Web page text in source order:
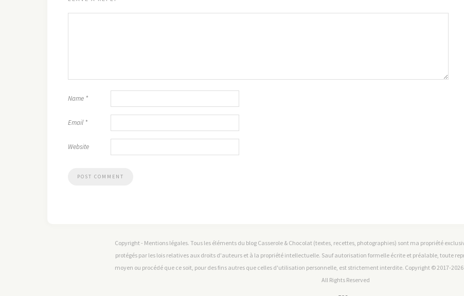
Name *
Email *
Website
Copyright - Mentions légales. Tous les éléments du blog Casserole & Chocolat (textes, recettes, photographies) sont ma propriété
protégés par les lois relatives aux droits d'auteurs et à la propriété intellectuelle. Sauf autorisation formelle écrite et préalable, toute
moyen ou procédé que ce soit, pour des fins autres que celles d'utilisation personnelle, est strictement interdite. Copyright © 2017-2026
All Rights Reserved